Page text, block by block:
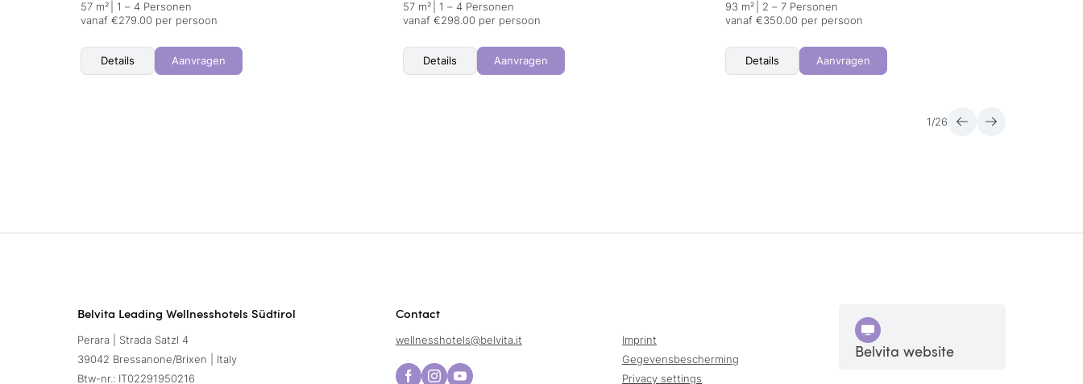
57 m²
1 – 4 Personen
vanaf €279.00 per persoon
Details Aanvragen
57 m²
1 – 4 Personen
vanaf €298.00 per persoon
Details Aanvragen
93 m²
2 – 7 Personen
vanaf €350.00 per persoon
Details Aanvragen
1 /26
Belvita Leading Wellnesshotels Südtirol
Perara | Strada Satzl 4
39042 Bressanone/Brixen | Italy
Btw-nr.: IT02291950216
Contact
wellnesshotels@belvita.it
Imprint
Gegevensbescherming
Privacy settings
Belvita website